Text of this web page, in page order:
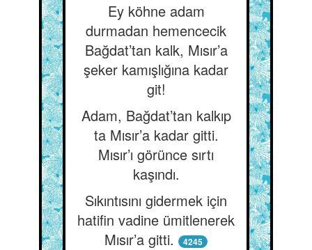
Ey köhne adam
durmadan hemencecik
Bağdat’tan kalk, Mısır’a
şeker kamışlığına kadar
git!
Adam, Bağdat’tan kalkıp
ta Mısır’a kadar gitti.
Mısır’ı görünce sırtı
kaşındı.
Sıkıntısını gidermek için
hatifin vadine ümitlenerek
Mısır’a gitti.
4245